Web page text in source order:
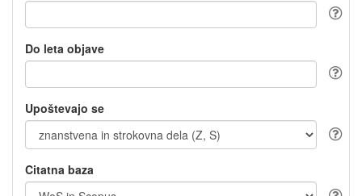
Do leta objave
Upoštevajo se
Citatna baza